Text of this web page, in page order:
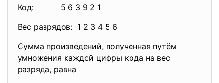
Код: 5 6 3 9 2 1
Вес разрядов: 1 2 3 4 5 6
Сумма произведений, полученная путём
умножения каждой цифры кода на вес
разряда, равна